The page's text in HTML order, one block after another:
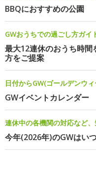
BBQにおすすめの公園
GWおうちでの過ごし方ガイ
最大12連休のおうち時間
方をご提案
日付からGW(ゴールデンウ
GWイベントカレンダー
連休中の各機関の対応など
今年(2026年)のGWはい